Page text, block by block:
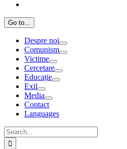
Go to...
Despre noi
Comunism
Victime
Cercetare
Educație
Exil
Media
Contact
Languages
Search
for: